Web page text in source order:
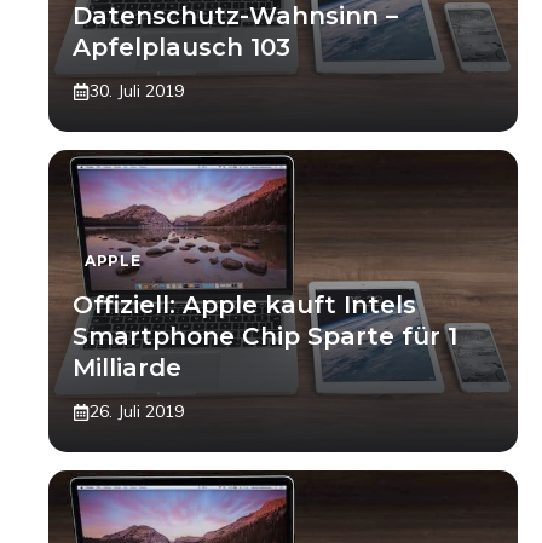
Datenschutz-Wahnsinn –
Apfelplausch 103
30. Juli 2019
APPLE
Offiziell: Apple kauft Intels
Smartphone Chip Sparte für 1
Milliarde
26. Juli 2019